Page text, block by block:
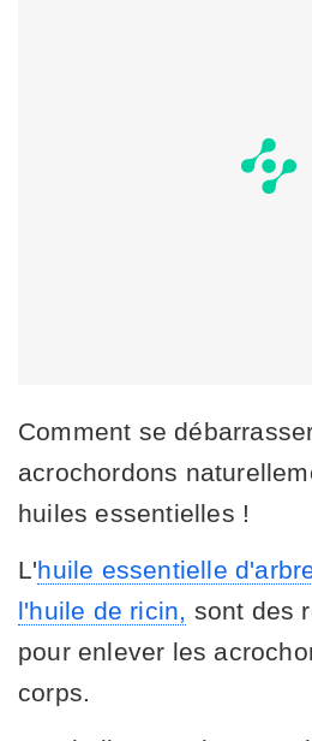
Comment se
acrochordons
huiles essentielles !
L'huile essentielle
l'huile de ricin, sont des
pour enlever les
corps.